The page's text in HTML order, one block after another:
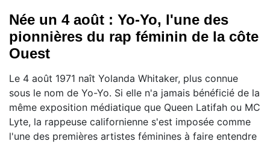
Née un 4 août : Yo-Yo, l'une des
pionnières du rap féminin de la côte
Ouest
Le 4 août 1971 naît Yolanda Whitaker, plus connue
sous le nom de Yo-Yo. Si elle n'a jamais bénéficié de la
même exposition médiatique que Queen Latifah ou MC
Lyte, la rappeuse californienne s'est imposée comme
l'une des premières artistes féminines à faire entendre